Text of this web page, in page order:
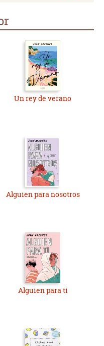
Un rey de verano
Alguien para nosotros
Alguien para ti